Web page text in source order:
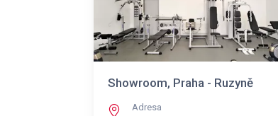
Showroom, Praha - Ruzyně
Adresa